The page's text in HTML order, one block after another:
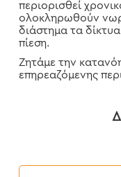
περιορισθεί
ολοκληρωθούν
διάστημα τα
πίεση.
Ζητάμε την
επηρεαζόμενης
Δελτίο